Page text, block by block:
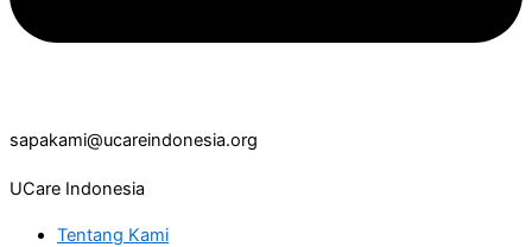
sapakami@ucareindonesia.org
UCare Indonesia
Tentang Kami